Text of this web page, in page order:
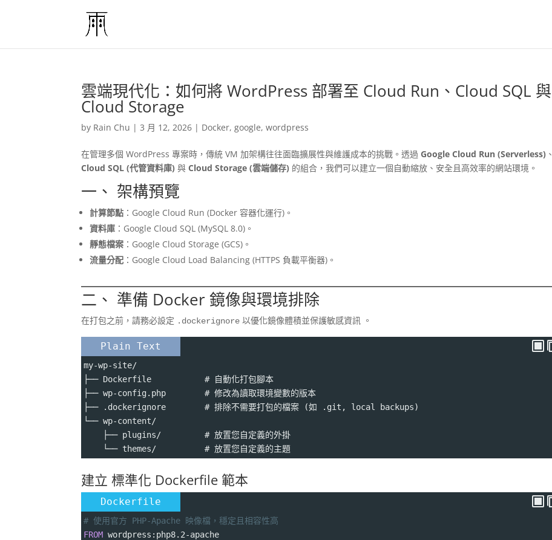
雲端現代化：如何將 WordPress 部署至 Cloud Run、Cloud SQL 與
Cloud Storage
by Rain Chu |3 月 12, 2026 | Docker,google,wordpress
在管理多個 WordPress 專案時，傳統 VM 加架構往往面臨擴展性與維護成本的挑戰。透過 Google Cloud Run (Serverless) 、
Cloud SQL (代管資料庫) 與Cloud Storage (雲端儲存) 的組合，我們可以建立一個自動縮放、安全且高效率的網站環境。
一、 架構預覽
計算節點 ：Google Cloud Run (Docker 容器化運行)。
資料庫 ：Google Cloud SQL (MySQL 8.0)。
靜態檔案 ：Google Cloud Storage (GCS)。
流量分配 ：Google Cloud Load Balancing (HTTPS 負載平衡器)。
二、 準備 Docker 鏡像與環境排除
在打包之前，請務必設定 .dockerignore 以優化鏡像體積並保護敏感資訊 。
Plain Text
my-wp-site/
├── Dockerfile           # 自動化打包腳本
├── wp-config.php        # 修改為讀取環境變數的版本
├── .dockerignore        # 排除不需要打包的檔案 (如 .git, local backups)
└── wp-content/
    ├── plugins/         # 放置您自定義的外掛
    └── themes/          # 放置您自定義的主題
建立 標準化 Dockerfile 範本
Dockerfile
# 使用官方 PHP-Apache 映像檔，穩定且相容性高
FROM wordpress:php8.2-apache